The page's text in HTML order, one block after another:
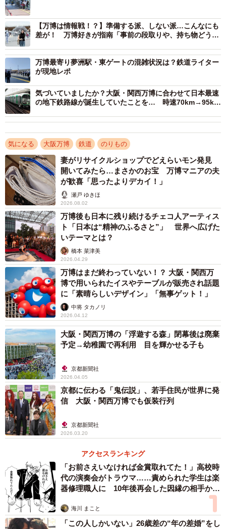
東ゲートが混雑する要因のひとつが、中央線の利便性の高
さです。中央線はOsaka Metroで唯一、ニュートラムを含む
Osaka Metroの全路線と接続する路線です。さらに、近鉄け
いはんな線に乗り入れ、生駒駅で近鉄奈良線・生駒線に接
続します。中央線は奈良県から夢洲への足としての機能も
果たしています。
一方、コスモスクエア駅～万博西ゲート便の開設まで、西
ゲート～Osaka Metroの駅間のアクセスは「便利」とは言え
ませんでした。一応、大阪駅・なんば駅～西ゲート便はあ
りますが、本数は多くなく、予約必須です。また、大阪
駅・なんば駅バス停からOsaka Metroの駅まで、一定距離が
あります。そのため、コスモスクエア駅～万博西ゲート便
は、万博西ゲートと大阪市内間のアクセスを大幅に向上さ
せた路線といえます。
コスモスクエア～万博西ゲート便も本数は1時間あたり2～3
本と多くはありません。ただし、コスモスクエア駅発7時台
～11時台は、1便あたり2～4台での運行です。
注意点は、予約（時間帯予約制）が必須ということ。ま
た、他の万博シャトルバスと異なり、アプリ「KANSAI
MaaS」ではなく、「大阪・関西万博西ゲートシャトルバス
予約サイト」から予約します（8月1日時点）。運賃は片道
350円です。
乗車時間12分の高速バス旅
【万博は情報戦！？】準備する派、しない派…こんなにも
差が！ 万博好きが指南「事前の段取りや、持ち物どうす
万博最寄り夢洲駅・東ゲートの混雑状況は？鉄道ライター
が現地レポ
気づいていましたか？大阪・関西万博に合わせて日本最速
の地下鉄路線が誕生していたことを… 時速70km→95km
気になる 大阪万博 鉄道 のりもの
妻がリサイクルショップでどえらいモン発見
開いてみたら…まさかのお宝 万博マニアの夫
が歓喜「思ったよりデカイ！」
瀬戸 ゆきほ
2026.08.02
万博後も日本に残り続けるチェコ人アーティス
ト「日本は“精神のふるさと”」 世界へ広げた
いテーマとは？
橋本 菜津美
2026.04.29
万博はまだ終わっていない！？ 大阪・関西万
博で用いられたイスやテーブルが販売され話題
に「素晴らしいデザイン」「無事ゲット！」
中将 タカノリ
2026.04.12
大阪・関西万博の「浮遊する森」閉幕後は廃棄
予定→幼稚園で再利用 目を輝かせる子も
京都新聞社
2026.04.05
京都に伝わる「鬼伝説」、若手住民が世界に発
信 大阪・関西万博でも仮装行列
京都新聞社
2026.03.20
アクセスランキング
「お前さえいなければ金賞取れてた！」高校時
代の演奏会がトラウマ……責められた学生は楽
器修理職人に 10年後再会した因縁の相手から
海川 まこと
「この人しかいない」26歳差の“年の差婚”をし